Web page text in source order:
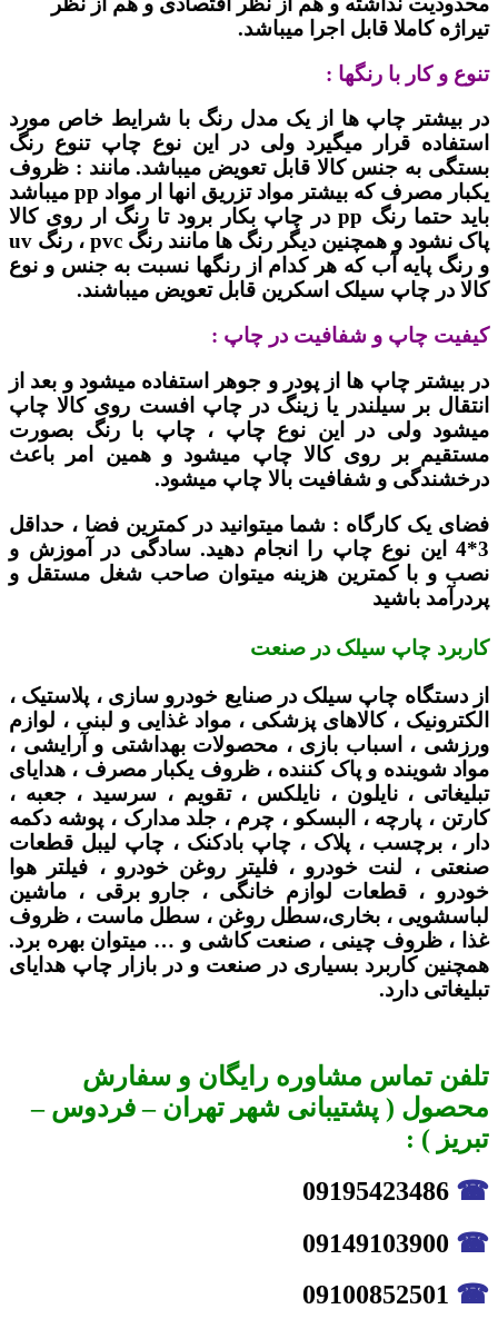
تیراژه کاملا قابل اجرا میباشد.
تنوع و کار با رنگها :
در بیشتر چاپ ها از یک مدل رنگ با شرایط خاص مورد
استفاده قرار میگیرد ولی در این نوع چاپ تنوع رنگ
بستگی به جنس کالا قابل تعویض میباشد. مانند : ظروف
یکبار مصرف که بیشتر مواد تزریق انها ار مواد pp میباشد
باید حتما رنگ pp در چاپ بکار برود تا رنگ ار روی کالا
پاک نشود و همچنین دیگر رنگ ها مانند رنگ pvc ، رنگ uv
و رنگ پایه آب که هر کدام از رنگها نسبت به جنس و نوع
کالا در چاپ سیلک اسکرین قابل تعویض میباشند.
کیفیت چاپ و شفافیت در چاپ :
در بیشتر چاپ ها از پودر و جوهر استفاده میشود و بعد از
انتقال بر سیلندر یا زینگ در چاپ افست روی کالا چاپ
میشود ولی در این نوع چاپ ، چاپ با رنگ بصورت
مستقیم بر روی کالا چاپ میشود و همین امر باعث
درخشندگی و شفافیت بالا چاپ میشود.
فضای یک کارگاه : شما میتوانید در کمترین فضا ، حداقل
3*4 این نوع چاپ را انجام دهید. سادگی در آموزش و
نصب و با کمترین هزینه میتوان صاحب شغل مستقل و
پردرآمد باشید
کاربرد چاپ سیلک در صنعت
از دستگاه چاپ سیلک در صنایع خودرو سازی ، پلاستیک ،
الکترونیک ، کالاهای پزشکی ، مواد غذایی و لبنی ، لوازم
ورزشی ، اسباب بازی ، محصولات بهداشتی و آرایشی ،
مواد شوینده و پاک کننده ، ظروف یکبار مصرف ، هدایای
تبلیغاتی ، نایلون ، نایلکس ، تقویم ، سرسید ، جعبه ،
کارتن ، پارچه ، البسکو ، چرم ، جلد مدارک ، پوشه دکمه
دار ، برچسب ، پلاک ، چاپ بادکنک ، چاپ لیبل قطعات
صنعتی ، لنت خودرو ، فلیتر روغن خودرو ، فیلتر هوا
خودرو ، قطعات لوازم خانگی ، جارو برقی ، ماشین
لباسشویی ، بخاری،سطل روغن ، سطل ماست ، ظروف
غذا ، ظروف چینی ، صنعت کاشی و … میتوان بهره برد.
همچنین کاربرد بسیاری در صنعت و در بازار چاپ هدایای
تبلیغاتی دارد.
تلفن تماس مشاوره رایگان و سفارش
محصول ( پشتیبانی شهر تهران – فردوس –
تبریز ) :
☎
☎
☎